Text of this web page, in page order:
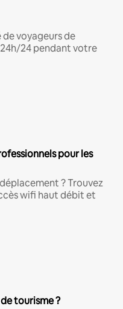
voyageurs de
24 pendant votre
pour les
? Trouvez
wifi haut débit et
tourisme ?